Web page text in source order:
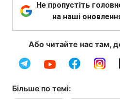
Не пропустіть
на наші
Або читайте нас там,
Більше по темі: